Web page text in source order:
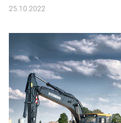
25.10.2022